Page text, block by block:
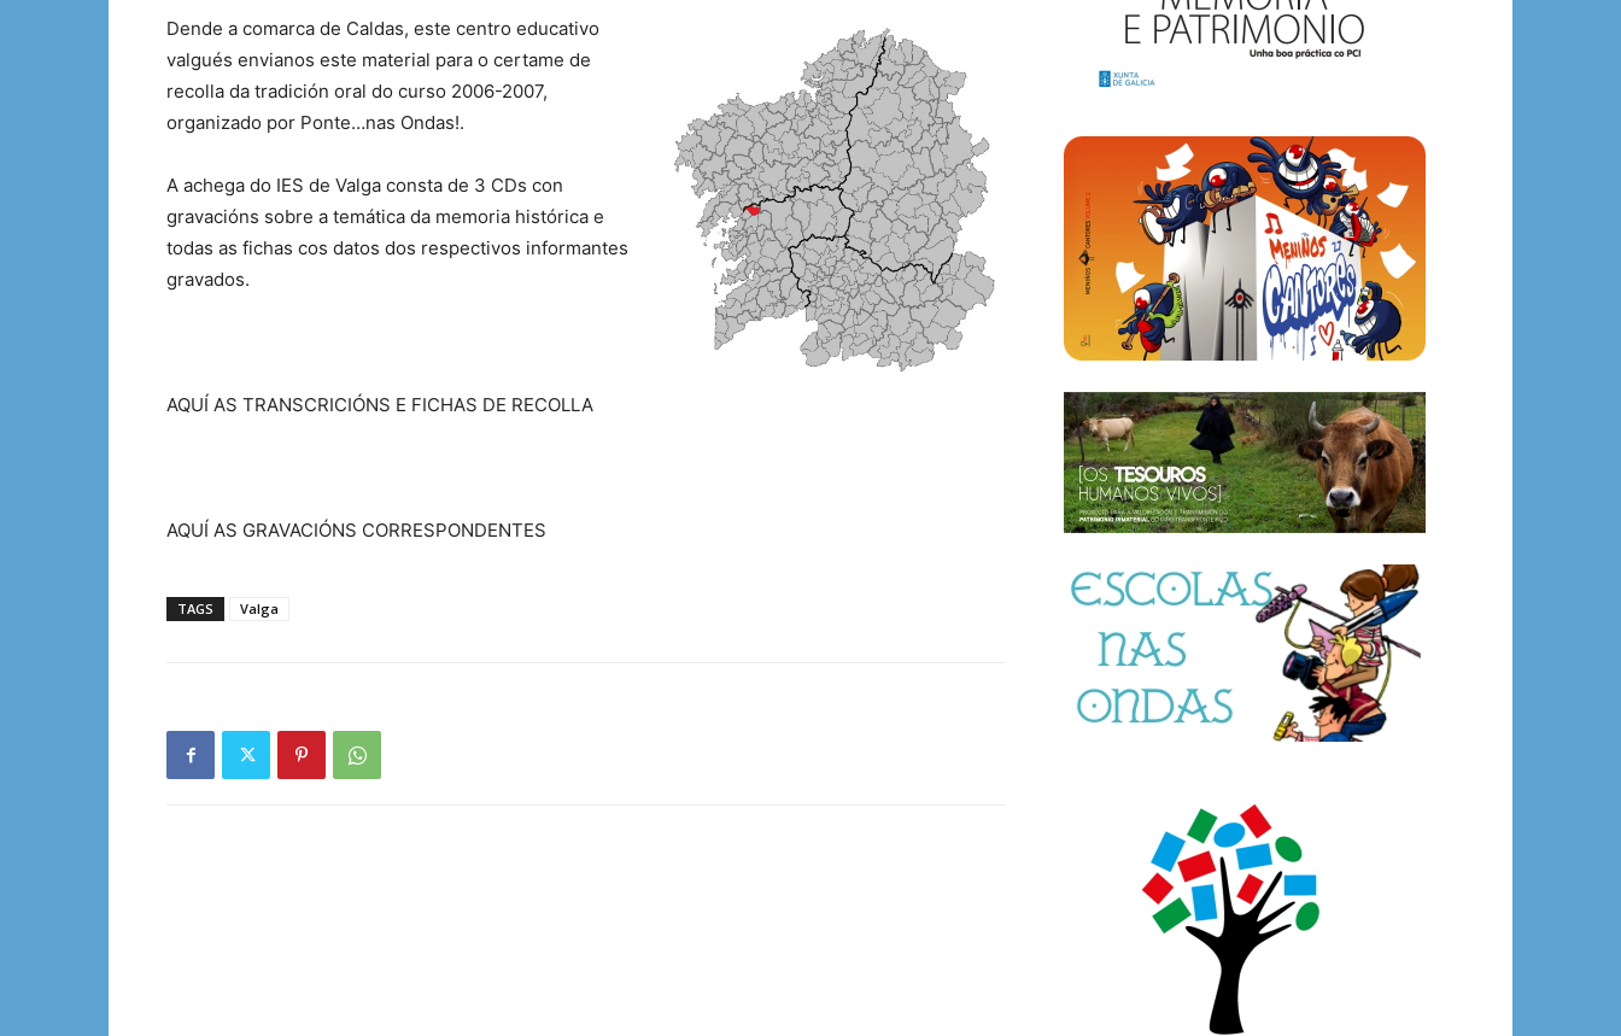
Dende a comarca de Caldas, este centro educativo
valgués envianos este material para o certame de
recolla da tradición oral do curso 2006-2007,
organizado por Ponte…nas Ondas!.
A achega do IES de Valga consta de 3 CDs con
gravacións sobre a temática da memoria histórica e
todas as fichas cos datos dos respectivos informantes
gravados.
AQUÍ AS TRANSCRICIÓNS E FICHAS DE RECOLLA
AQUÍ AS GRAVACIÓNS CORRESPONDENTES
TAGS Valga